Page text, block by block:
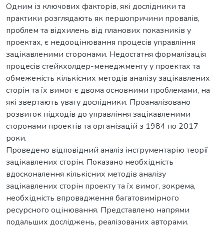
Одним із ключових факторів, які дослідники та
практики розглядають як першопричини провалів,
проблем та відхилень від планових показників у
проектах, є недооцінювання процесів управління
зацікавленими сторонами. Недостатня формалізація
процесів стейкхолдер-менеджменту у проектах та
обмеженість кількісних методів аналізу зацікавлених
сторін та їх вимог є двома основними проблемами, на
які звертають увагу дослідники. Проаналізовано
розвиток підходів до управління зацікавленими
сторонами проектів та організацій з 1984 по 2017
роки.
Проведено відповідний аналіз інструментарію теорії
зацікавлених сторін. Показано необхідність
вдосконалення кількісних методів аналізу
зацікавлених сторін проекту та їх вимог, зокрема,
необхідність впровадження багатовимірного
ресурсного оцінювання. Представлено напрями
подальших досліджень, реалізованих авторами.